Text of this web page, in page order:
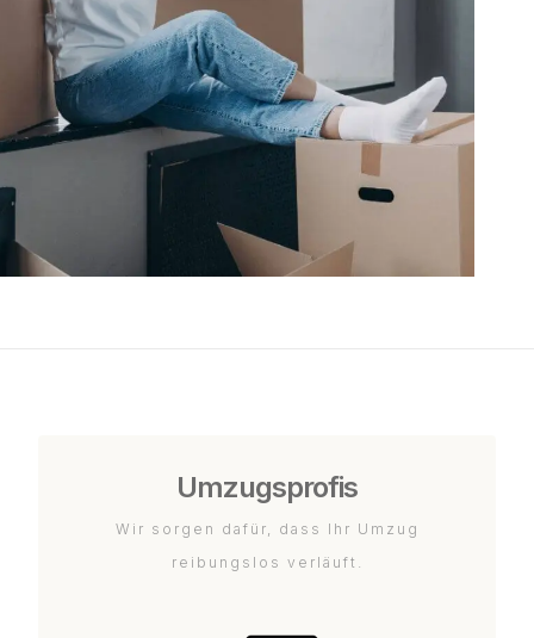
Umzugsprofis
Wir sorgen dafür, dass Ihr Umzug
reibungslos verläuft.